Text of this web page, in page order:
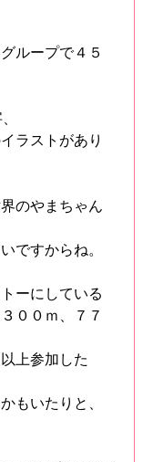
ループで４５
ラストがあり
のやまちゃん
ですからね。
ーにしている
００ｍ、７７
上参加した
もいたりと、